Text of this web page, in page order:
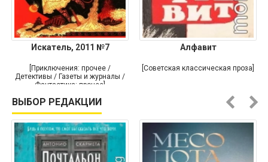
Искатель, 2011 №7
[Приключения: прочее /
Детективы / Газеты и журналы /
Фантастика: прочее]
Алфавит
[Советская классическая проза]
ВЫБОР РЕДАКЦИИ